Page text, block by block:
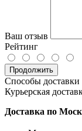
Ваш отзыв
Рейтинг
Продолжить
Способы доставки
Курьерская
Доставка по